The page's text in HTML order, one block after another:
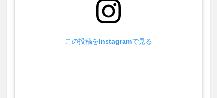
この投稿をInstagramで見る